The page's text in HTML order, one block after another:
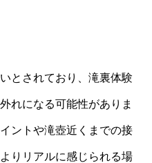
とされており、滝裏体験
れになる可能性がありま
ントや滝壺近くまでの接
りリアルに感じられる場